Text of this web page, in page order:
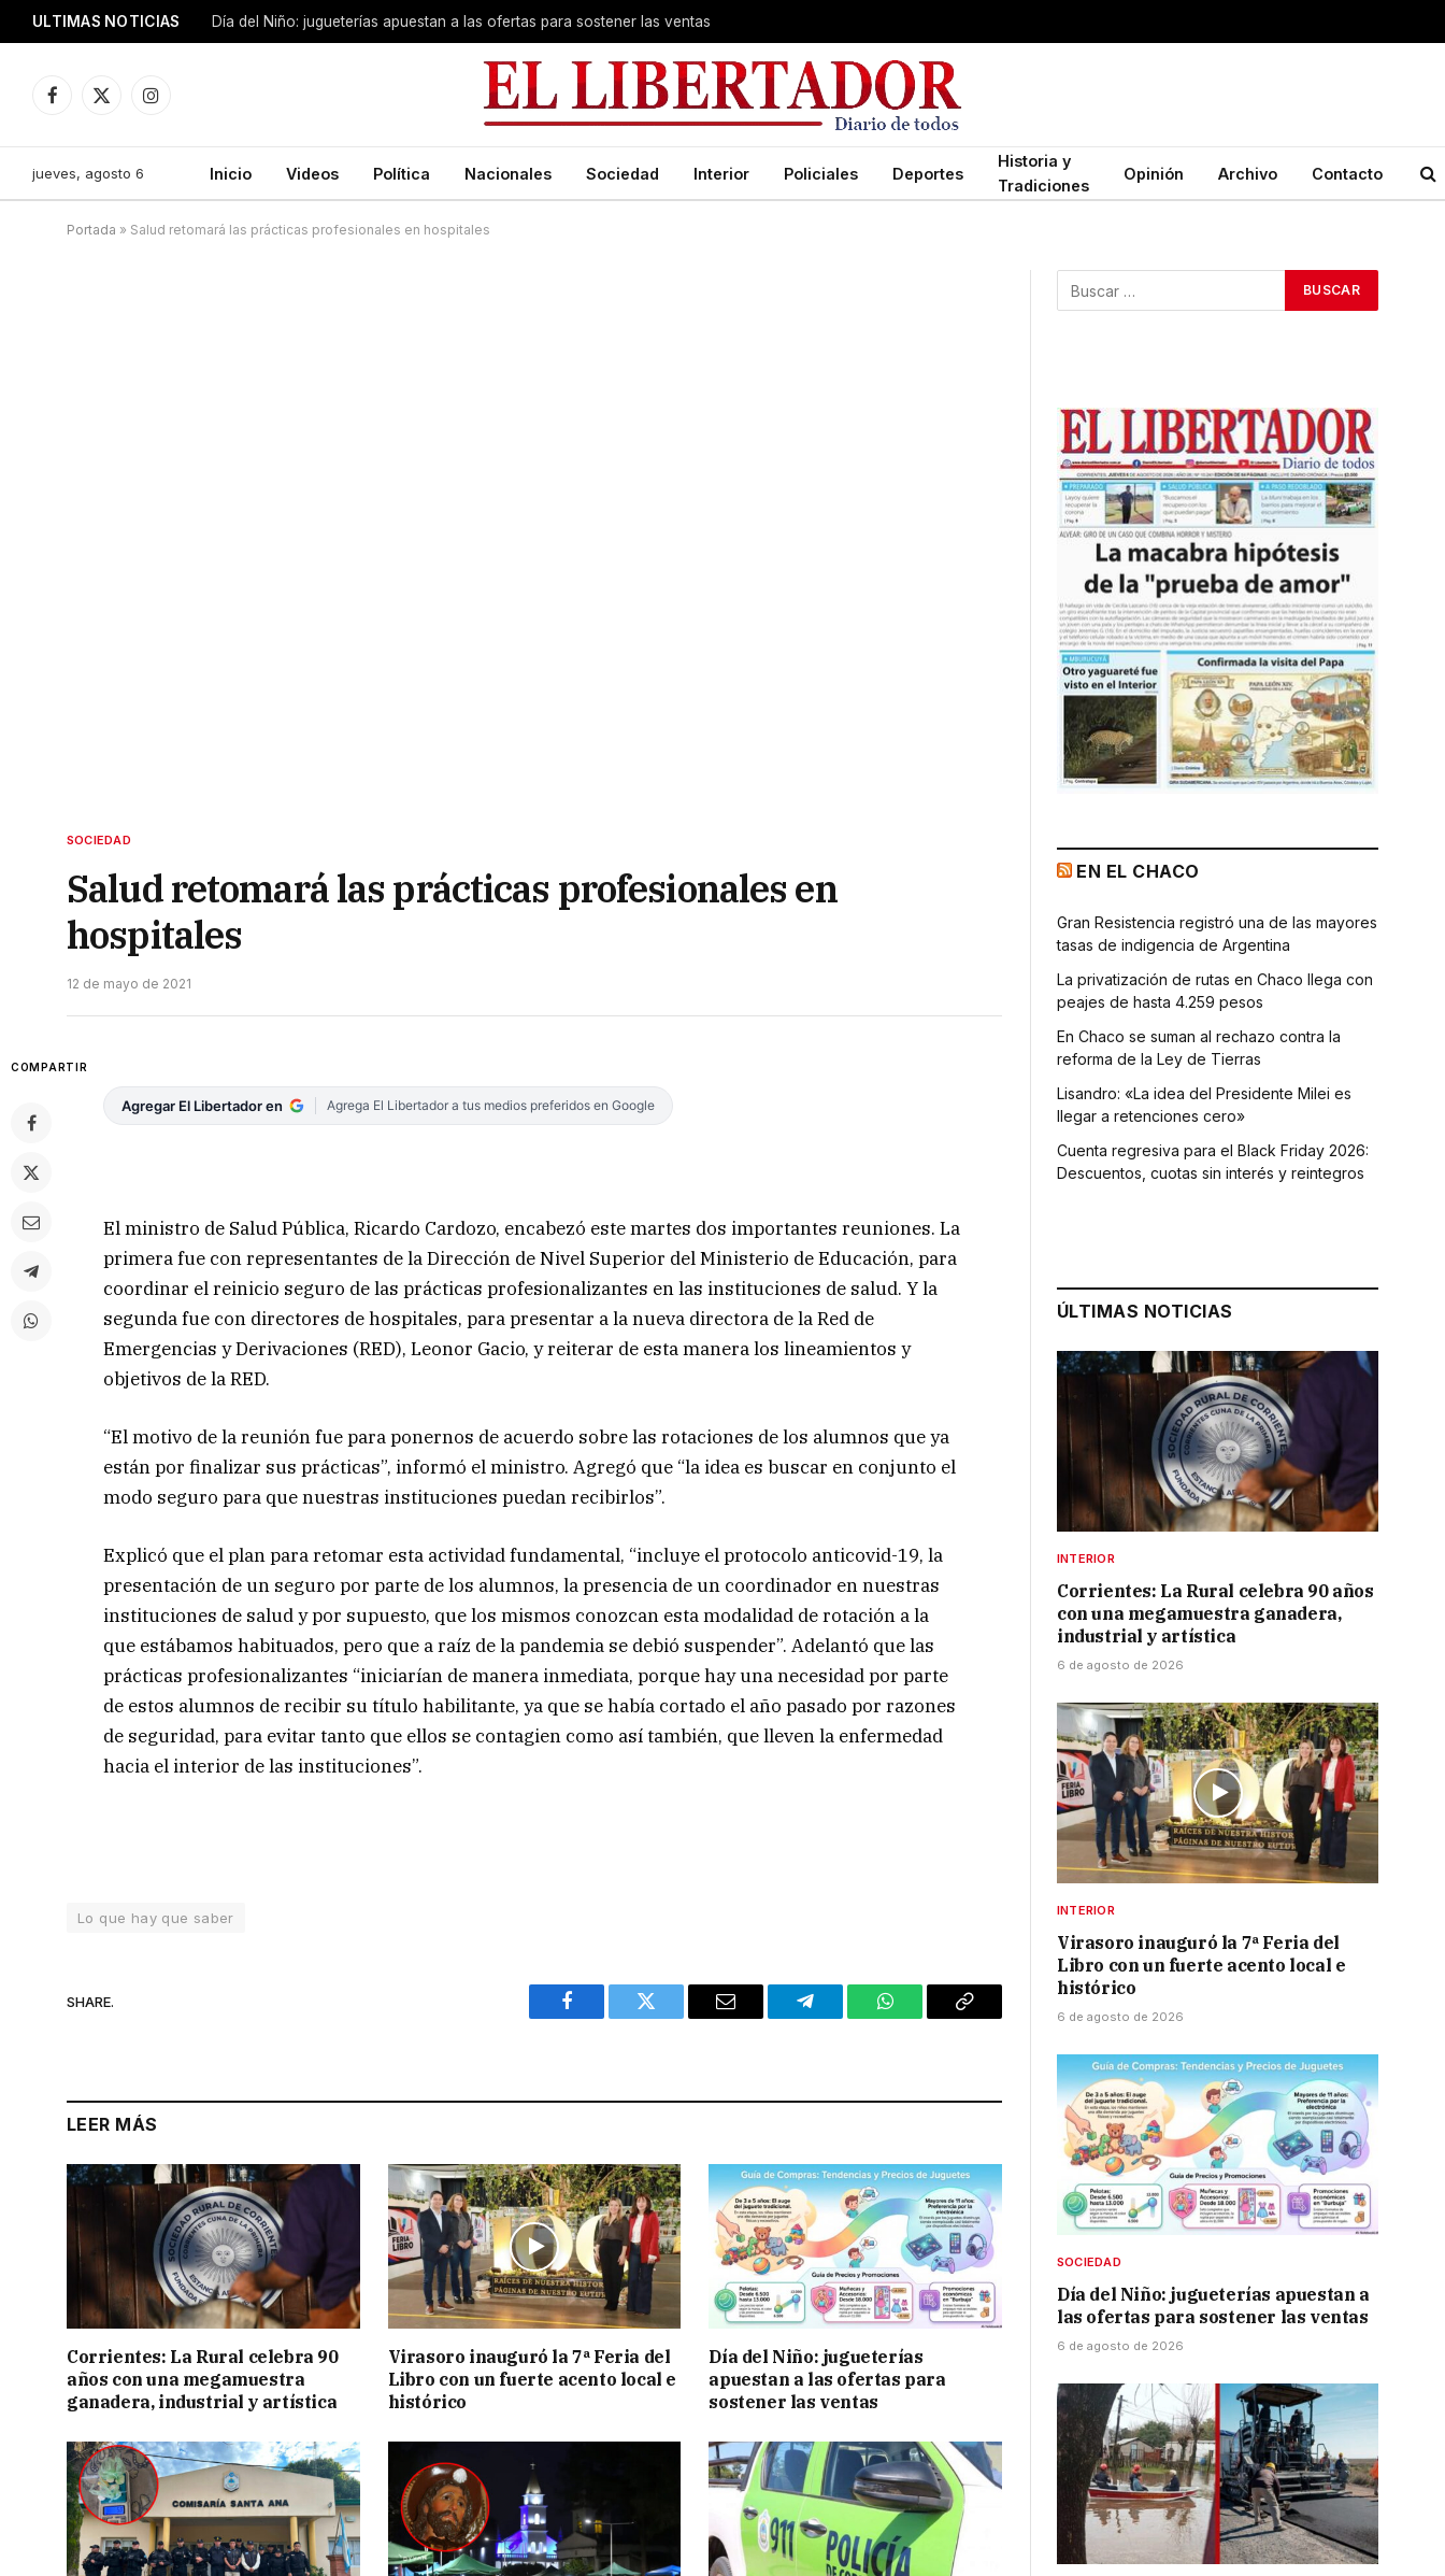
ULTIMAS NOTICIAS Día del Niño: jugueterías apuestan a las ofertas para sostener las ventas
Facebook
X
Instagram
jueves, agosto 6 Inicio Videos Política Nacionales Sociedad Interior Policiales Deportes
Historia y
Tradiciones
Opinión Archivo Contacto
Portada » Salud retomará las prácticas profesionales en hospitales
SOCIEDAD
Salud retomará las prácticas profesionales en
hospitales
12 de mayo de 2021
COMPARTIR
Agregar El Libertador en Agrega El Libertador a tus medios preferidos en Google
El ministro de Salud Pública, Ricardo Cardozo, encabezó este martes dos importantes reuniones. La
primera fue con representantes de la Dirección de Nivel Superior del Ministerio de Educación, para
coordinar el reinicio seguro de las prácticas profesionalizantes en las instituciones de salud. Y la
segunda fue con directores de hospitales, para presentar a la nueva directora de la Red de
Emergencias y Derivaciones (RED), Leonor Gacio, y reiterar de esta manera los lineamientos y
objetivos de la RED.
“El motivo de la reunión fue para ponernos de acuerdo sobre las rotaciones de los alumnos que ya
están por finalizar sus prácticas”, informó el ministro. Agregó que “la idea es buscar en conjunto el
modo seguro para que nuestras instituciones puedan recibirlos”.
Explicó que el plan para retomar esta actividad fundamental, “incluye el protocolo anticovid-19, la
presentación de un seguro por parte de los alumnos, la presencia de un coordinador en nuestras
instituciones de salud y por supuesto, que los mismos conozcan esta modalidad de rotación a la
que estábamos habituados, pero que a raíz de la pandemia se debió suspender”. Adelantó que las
prácticas profesionalizantes “iniciarían de manera inmediata, porque hay una necesidad por parte
de estos alumnos de recibir su título habilitante, ya que se había cortado el año pasado por razones
de seguridad, para evitar tanto que ellos se contagien como así también, que lleven la enfermedad
hacia el interior de las instituciones”.
Lo que hay que saber
SHARE.
Facebook Twitter Email Telegram WhatsAppCopy
LEER MÁS
Corrientes: La Rural celebra 90
años con una megamuestra
ganadera, industrial y artística
Virasoro inauguró la 7ª Feria del
Libro con un fuerte acento local e
histórico
Día del Niño: jugueterías
apuestan a las ofertas para
sostener las ventas
EN EL CHACO
Gran Resistencia registró una de las mayores
tasas de indigencia de Argentina
La privatización de rutas en Chaco llega con
peajes de hasta 4.259 pesos
En Chaco se suman al rechazo contra la
reforma de la Ley de Tierras
Lisandro: «La idea del Presidente Milei es
llegar a retenciones cero»
Cuenta regresiva para el Black Friday 2026:
Descuentos, cuotas sin interés y reintegros
ÚLTIMAS NOTICIAS
INTERIOR
Corrientes: La Rural celebra 90 años
con una megamuestra ganadera,
industrial y artística
6 de agosto de 2026
INTERIOR
Virasoro inauguró la 7ª Feria del
Libro con un fuerte acento local e
histórico
6 de agosto de 2026
SOCIEDAD
Día del Niño: jugueterías apuestan a
las ofertas para sostener las ventas
6 de agosto de 2026